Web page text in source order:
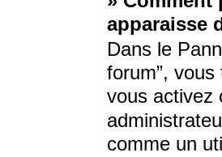
apparaisse
Dans le
forum”,
vous activez
comme un